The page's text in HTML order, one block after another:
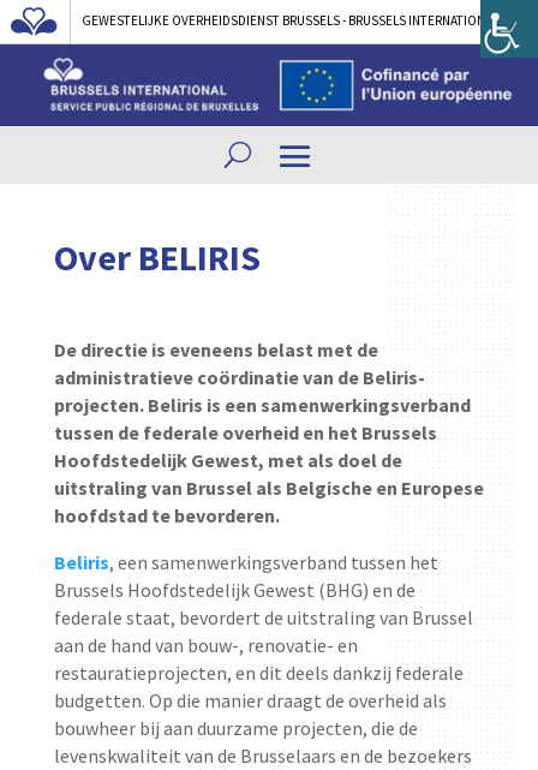
GEWESTELIJKE OVERHEIDSDIENST BRUSSELS - BRUSSELS INTERNATIONAL
Over BELIRIS
De directie is eveneens belast met de
administratieve coördinatie van de Beliris-
projecten. Beliris is een samenwerkingsverband
tussen de federale overheid en het Brussels
Hoofdstedelijk Gewest, met als doel de
uitstraling van Brussel als Belgische en Europese
hoofdstad te bevorderen.
Beliris, een samenwerkingsverband tussen het
Brussels Hoofdstedelijk Gewest (BHG) en de
federale staat, bevordert de uitstraling van Brussel
aan de hand van bouw-, renovatie- en
restauratieprojecten, en dit deels dankzij federale
budgetten. Op die manier draagt de overheid als
bouwheer bij aan duurzame projecten, die de
levenskwaliteit van de Brusselaars en de bezoekers